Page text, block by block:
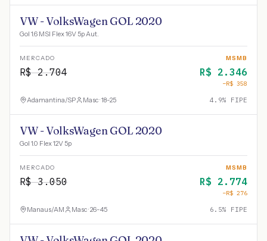
VW - VolksWagen GOL 2020
Gol 1.6 MSI Flex 16V 5p Aut.
MERCADO
R$2.704
MSMB
R$ 2.346
−R$ 358
Adamantina/SP Masc · 18-25 4.9% FIPE
VW - VolksWagen GOL 2020
Gol 1.0 Flex 12V 5p
MERCADO
R$3.050
MSMB
R$ 2.774
−R$ 276
Manaus/AM Masc · 26-45 6.5% FIPE